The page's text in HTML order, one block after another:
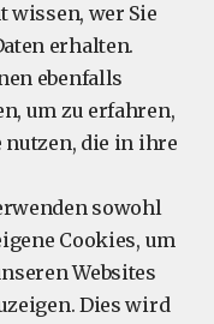
wissen, wer Sie
erhalten.
ebenfalls
um zu erfahren,
nutzen, die in ihre
sowohl
Cookies, um
Websites
Dies wird